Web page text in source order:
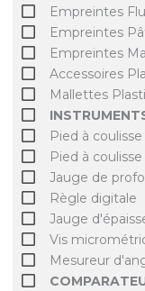
Empreintes
Empreintes
Empreintes
Accessoires
Mallettes
Pied à coulisse
Pied à
Jauge de
Règle digitale
Jauge
Vis
Mesureur